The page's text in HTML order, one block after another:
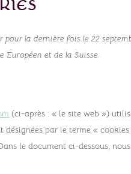
la dernière fois le 22
Européen et de la Suisse.
(ci-après : « le site web »)
par le terme «
le document ci-dessous,